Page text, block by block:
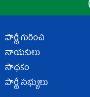
పార్టీ గురించి
నాయకులు
సాధకం
పార్టీ సభ్యులు